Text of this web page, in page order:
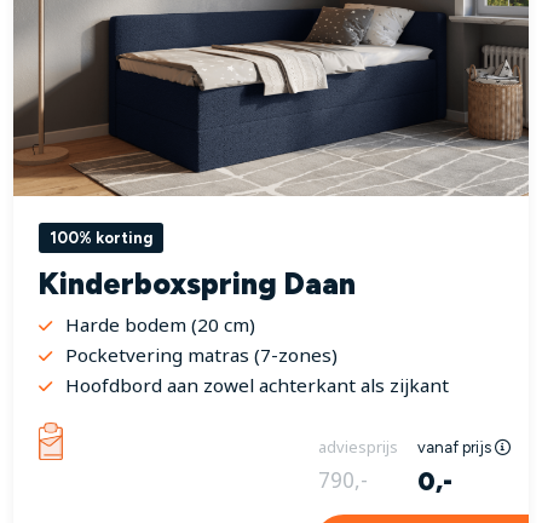
100% korting
Kinderboxspring Daan
Harde bodem (20 cm)
Pocketvering matras (7-zones)
Hoofdbord aan zowel achterkant als zijkant
adviesprijs vanaf prijs
790,- 0,-